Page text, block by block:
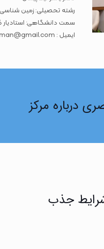
رشته تحصیلی: زمین شناسی
سمت دانشگاهی:
ایمیل : yaser.nikpeyman@gmail.com
درباره مرکز
جذب